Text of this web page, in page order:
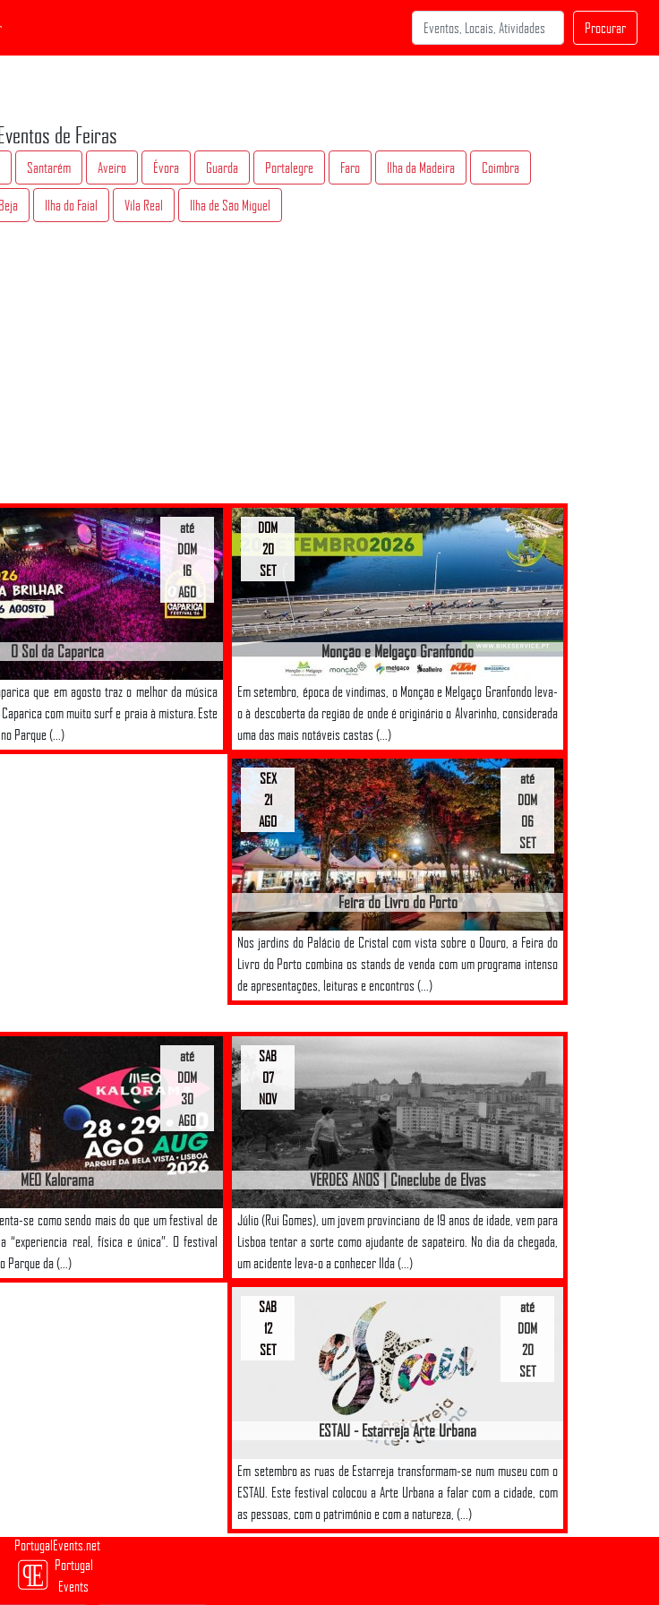
Procurar
de Feiras
Santarém Aveiro Évora Guarda Portalegre Faro Ilha da Madeira Coimbra
Beja Ilha do Faial Vila Real Ilha de São Miguel
O Sol da Caparica
que em agosto traz o melhor da música
com muito surf e praia à mistura. Este
Parque (...)
até
DOM
16
AGO
Monção e Melgaço Granfondo
Em setembro, época de vindimas, o Monção e Melgaço Granfondo leva-
o à descoberta da região de onde é originário o Alvarinho, considerada
uma das mais notáveis castas (...)
DOM
20
SET
Feira do Livro do Porto
Nos jardins do Palácio de Cristal com vista sobre o Douro, a Feira do
Livro do Porto combina os stands de venda com um programa intenso
de apresentações, leituras e encontros (...)
até
DOM
06
SET
SEX
21
AGO
MEO Kalorama
se como sendo mais do que um festival de
“experiencia real, física e única”. O festival
Parque da (...)
até
DOM
30
AGO
VERDES ANOS | Cineclube de Elvas
Júlio (Rui Gomes), um jovem provinciano de 19 anos de idade, vem para
Lisboa tentar a sorte como ajudante de sapateiro. No dia da chegada,
um acidente leva-o a conhecer Ilda (...)
SAB
07
NOV
ESTAU - Estarreja Arte Urbana
Em setembro as ruas de Estarreja transformam-se num museu com o
ESTAU. Este festival colocou a Arte Urbana a falar com a cidade, com
as pessoas, com o património e com a natureza, (...)
até
DOM
20
SET
SAB
12
SET
PortugalEvents.net
Portugal
Events